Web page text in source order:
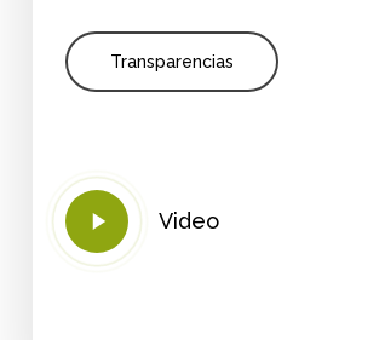
Transparencias
Play
Video
Video